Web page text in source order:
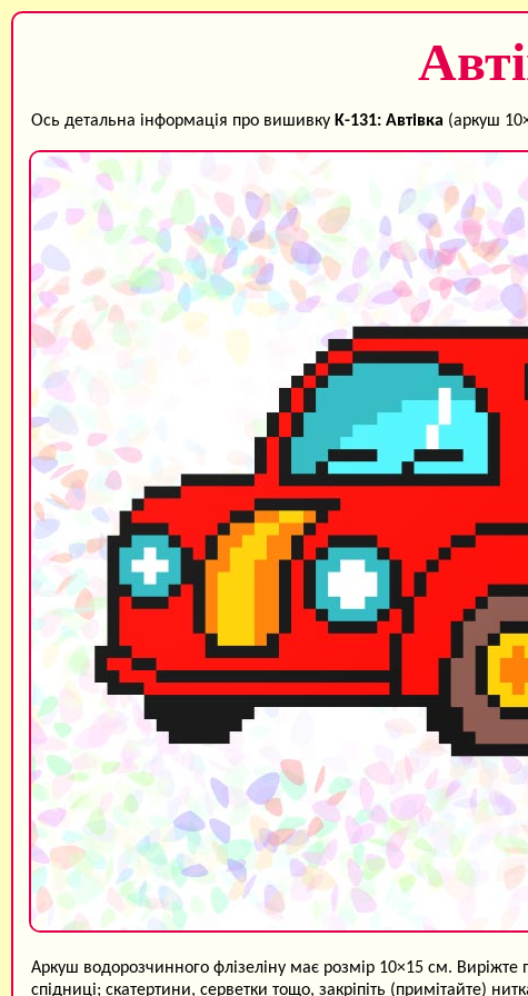
Ось детальна інформація про вишивку K-131: Автівка (аркуш
Аркуш водорозчинного флізеліну має розмір 10×15 см. Виріжте
спідниці; скатертини, серветки тощо, закріпіть (примітайте)